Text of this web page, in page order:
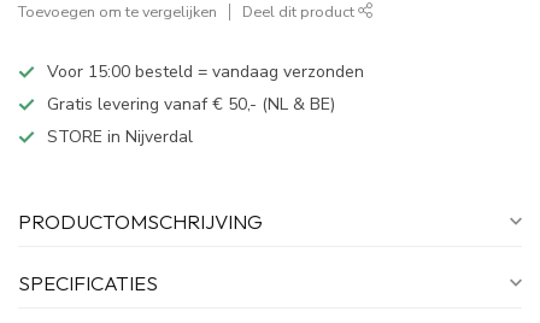
Toevoegen om te vergelijken Deel dit product
Voor 15:00 besteld = vandaag verzonden
Gratis levering vanaf € 50,- (NL & BE)
STORE in Nijverdal
PRODUCTOMSCHRIJVING
SPECIFICATIES